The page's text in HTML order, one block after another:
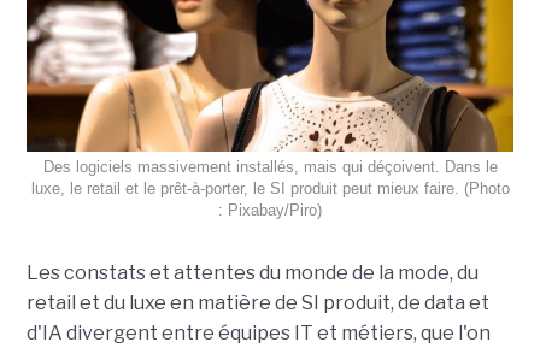
Des logiciels massivement installés, mais qui déçoivent. Dans le
luxe, le retail et le prêt-à-porter, le SI produit peut mieux faire. (Photo
: Pixabay/Piro)
Les constats et attentes du monde de la mode, du
retail et du luxe en matière de SI produit, de data et
d'IA divergent entre équipes IT et métiers, que l'on